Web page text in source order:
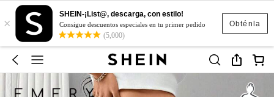
Obténla
×
SHEIN-¡List@, descarga, con estilo!
Consigue descuentos especiales en tu primer pedido
(5,000)